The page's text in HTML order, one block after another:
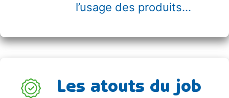
l’usage des produits…
Les atouts du job